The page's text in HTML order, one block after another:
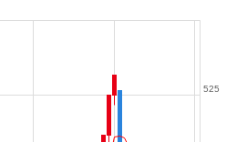
525